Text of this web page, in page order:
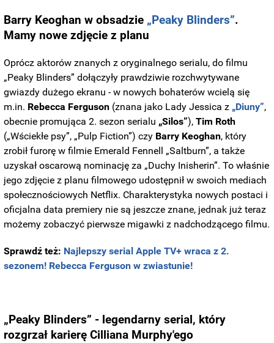
Barry Keoghan w obsadzie „Peaky Blinders”.
Mamy nowe zdjęcie z planu
Oprócz aktorów znanych z oryginalnego serialu, do filmu
„Peaky Blinders” dołączyły prawdziwie rozchwytywane
gwiazdy dużego ekranu - w nowych bohaterów wcielą się
m.in. Rebecca Ferguson (znana jako Lady Jessica z „Diuny”,
obecnie promująca 2. sezon serialu „Silos”),Tim Roth
(„Wściekłe psy”, „Pulp Fiction”) czy Barry Keoghan, który
zrobił furorę w filmie Emerald Fennell „Saltburn”, a także
uzyskał oscarową nominację za „Duchy Inisherin”. To właśnie
jego zdjęcie z planu filmowego udostępnił w swoich mediach
społecznościowych Netflix. Charakterystyka nowych postaci i
oficjalna data premiery nie są jeszcze znane, jednak już teraz
możemy zobaczyć pierwsze migawki z nadchodzącego filmu.
Sprawdź też: Najlepszy serial Apple TV+ wraca z 2.
sezonem! Rebecca Ferguson w zwiastunie!
„Peaky Blinders” - legendarny serial, który
rozgrzał karierę Cilliana Murphy'ego